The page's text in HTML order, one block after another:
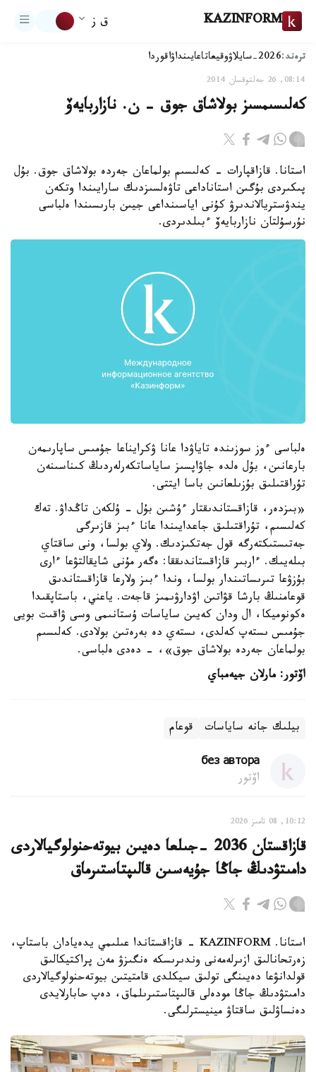
KAZINFORM ق ز
ترەند:2026-سايلاۋ وقيعاتاعايىنداۋاقوردا
08:14, 26 جەلتوقسان 2014
كەلىسىمسىز بولاشاق جوق - ن. نازاربايەۆ
استانا. قازاقپارات - كەلىسىم بولماعان جەردە بولاشاق جوق. بۇل
پىكىردى بۇگىن استاناداعى تاۋەلسىزدىك سارايىندا وتكەن
يندۋستريالاندىرۋ كۇنى اياسىنداعى جيىن بارىسىندا ەلباسى
نۇرسۇلتان نازاربايەۆ ءبىلدىردى.
ەلباسى ءوز سوزىندە تاياۋدا عانا ۋكرايناعا جۇمىس ساپارىمەن
بارعانىن، بۇل ەلدە جاۋاپسىز ساياساتكەرلەردىڭ كىناسىنەن
تۇراقتىلىق بۇزىلعانىن باسا ايتتى.
«بىزدەر، قازاقستاندىقتار ءۇشىن بۇل - ۇلكەن تاڭداۋ. تەك
كەلىسىم، تۇراقتىلىق جاعدايىندا عانا ءبىز قازىرگى
جەتىستىكتەرگە قول جەتكىزدىك. ولاي بولسا، ونى ساقتاي
بىلەيىك. ءاربىر قازاقستاندىققا: ەگەر مۇنى شايقالتۋعا ءارى
بۇزۋعا تىرىساتىندار بولسا، وندا ءبىز ولارعا قازاقستاندىق
قوعامنىڭ بارشا قۋاتىن اۋدارۋىمىز قاجەت. ياعني، باستاپقىدا
ەكونوميكا، ال ودان كەيىن ساياسات ۇستانىمى وسى ۋاقىت بويى
جۇمىس ىستەپ كەلدى، ىستەي دە بەرەتىن بولادى. كەلىسىم
بولماعان جەردە بولاشاق جوق»، - دەدى ەلباسى.
اۆتور: مارلان جيەمباي
بيلىك جانە ساياسات قوعام
без автора
اۆتور
10:12, 08 تامىز 2026
قازاقستان 2036 -جىلعا دەيىن بيوتەحنولوگيالاردى
دامىتۋدىڭ جاڭا جۇيەسىن قالىپتاستىرماق
استانا. KAZINFORM - قازاقستاندا عىلىمي يدەيادان باستاپ،
زەرتحانالىق ازىرلەمەنى وندىرىسكە ەنگىزۋ مەن پراكتيكالىق
قولدانۋعا دەيىنگى تولىق سيكلدى قامتيتىن بيوتەحنولوگيالاردى
دامىتۋدىڭ جاڭا مودەلى قالىپتاستىرىلماق، دەپ حابارلايدى
دەنساۋلىق ساقتاۋ مينيسترلىگى.